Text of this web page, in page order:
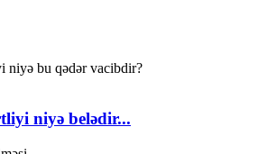
niyə belədir...